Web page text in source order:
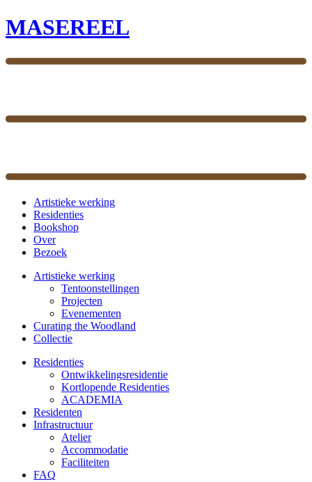
MASEREEL
Artistieke werking
Residenties
Bookshop
Over
Bezoek
Artistieke werking
Tentoonstellingen
Projecten
Evenementen
Curating the Woodland
Collectie
Residenties
Ontwikkelings­residentie
Kortlopende Residenties
ACADEMIA
Residenten
Infrastructuur
Atelier
Accommodatie
Faciliteiten
FAQ